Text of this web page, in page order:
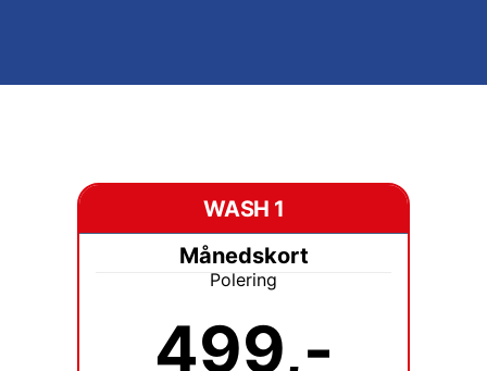
WASH 1
Månedskort
Polering
499,-